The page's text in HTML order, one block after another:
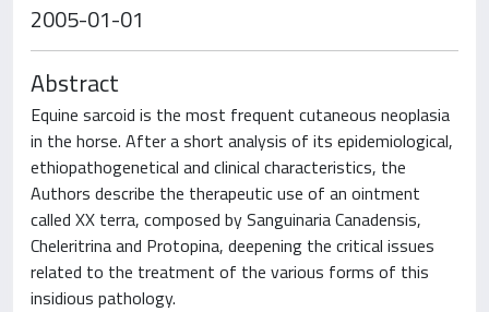
2005-01-01
Abstract
Equine sarcoid is the most frequent cutaneous neoplasia
in the horse. After a short analysis of its epidemiological,
ethiopathogenetical and clinical characteristics, the
Authors describe the therapeutic use of an ointment
called XX terra, composed by Sanguinaria Canadensis,
Cheleritrina and Protopina, deepening the critical issues
related to the treatment of the various forms of this
insidious pathology.